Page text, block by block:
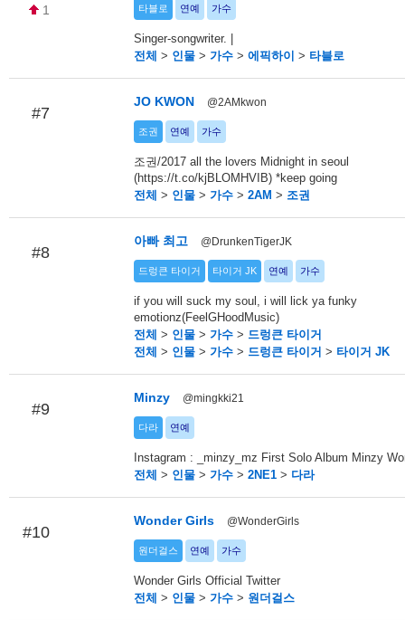
1 타블로 연예 가수
Singer-songwriter. |
전체 > 인물 > 가수 > 에픽하이 > 타블로
#7
JO KWON @2AMkwon
조권 연예 가수
조권/2017 all the lovers Midnight in seoul
(https://t.co/kjBLOMHVIB) *keep going
전체 > 인물 > 가수 > 2AM > 조권
#8
아빠 최고 @DrunkenTigerJK
드렁큰 타이거 타이거 JK 연예 가수
if you will suck my soul, i will lick ya funky
emotionz(FeelGHoodMusic)
전체 > 인물 > 가수 > 드렁큰 타이거
전체 > 인물 > 가수 > 드렁큰 타이거 > 타이거 JK
#9
Minzy @mingkki21
다라 연예
Instagram : _minzy_mz First Solo Album Minzy
전체 > 인물 > 가수 > 2NE1 > 다라
#10
Wonder Girls @WonderGirls
원더걸스 연예 가수
Wonder Girls Official Twitter
전체 > 인물 > 가수 > 원더걸스